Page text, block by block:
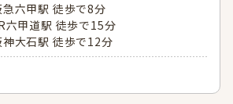
急六甲駅 徒歩で8分
六甲道駅 徒歩で15分
神大石駅 徒歩で12分